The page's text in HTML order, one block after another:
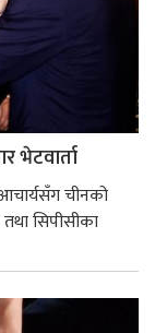
भेटवार्ता
चीनको
सिपीसीका